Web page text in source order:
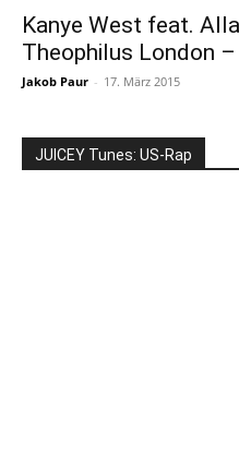
Kanye West feat.
Theophilus London
Jakob Paur - 17. März 2015
JUICEY Tunes: US-Rap